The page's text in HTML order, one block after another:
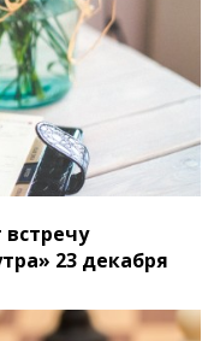
23 декабря